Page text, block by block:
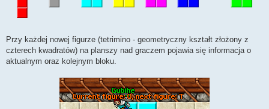
Przy każdej nowej figurze (tetrimino - geometryczny kształt złożony z
czterech kwadratów) na planszy nad graczem pojawia się informacja o
aktualnym oraz kolejnym bloku.